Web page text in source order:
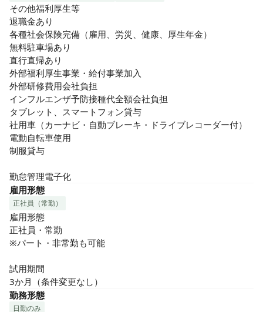
その他福利厚生等
退職金あり
各種社会保険完備（雇用、労災、健康、厚生年金）
無料駐車場あり
直行直帰あり
外部福利厚生事業・給付事業加入
外部研修費用会社負担
インフルエンザ予防接種代全額会社負担
タブレット、スマートフォン貸与
社用車（カーナビ・自動ブレーキ・ドライブレコーダー付）
電動自転車使用
制服貸与
勤怠管理電子化
雇用形態
正社員（常勤）
雇用形態
正社員・常勤
※パート・非常勤も可能
試用期間
3か月（条件変更なし）
勤務形態
日勤のみ